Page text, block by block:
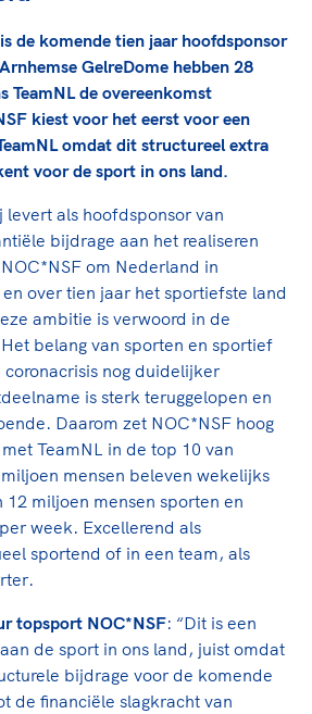
vanzelf
sportclubs, pleintjes, tijdens
door samen te skaten of naar
gaan. Door samen te juichen
Rico Verhoeven, Diede de
Elftal. Of met trots te
van je dochter,
van je moeder of de
je buurjongen.
veilige
staat de club? Wat mag wel
kleedkamer, kantine en online?
niet? Een gedragscode geeft
is dus een belangrijk
clubbeleid rondom gewenst en
waarde topsport
biedt een leer- en
voor de volgende functies
experts, coaches,
directeuren, managers en
de komende tien jaar hoofdsponsor
GelreDome hebben 28
TeamNL de overeenkomst
kiest voor het eerst voor een
omdat dit structureel extra
voor de sport in ons land.
als hoofdsponsor van
bijdrage aan het realiseren
om Nederland in
over tien jaar het sportiefste land
ambitie is verwoord in de
belang van sporten en sportief
nog duidelijker
is sterk teruggelopen en
Daarom zet NOC*NSF hoog
TeamNL in de top 10 van
mensen beleven wekelijks
miljoen mensen sporten en
week. Excellerend als
sportend of in een team, als
topsport NOC*NSF: “Dit is een
de sport in ons land, juist omdat
bijdrage voor de komende
de financiële slagkracht van